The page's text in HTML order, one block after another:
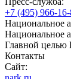
+7 (495) 966-
Национальное
Национальное
Главной целью
Контакты
Сайт: